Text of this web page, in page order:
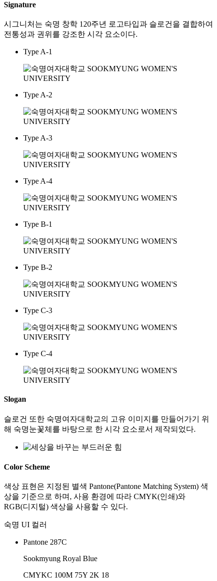
Signature
시그니처는 숙명 창학 120주년 로고타입과 슬로건을 결합하여
전통성과 권위를 강조한 시각 요소이다.
Type A-1
Type A-2
Type A-3
Type A-4
Type B-1
Type B-2
Type C-3
Type C-4
Slogan
슬로건 또한 숙명여자대학교의 고유 이미지를 만들어가기 위
해 숙명눈꽃체를 바탕으로 한 시각 요소로서 제작되었다.
Color Scheme
색상 표현은 지정된 별색 Pantone(Pantone Matching System) 색
상을 기준으로 하며, 사용 환경에 따라 CMYK(인쇄)와
RGB(디지털) 색상을 사용할 수 있다.
숙명 UI 컬러
Pantone 287C
Sookmyung Royal Blue
CMYKC 100M 75Y 2K 18